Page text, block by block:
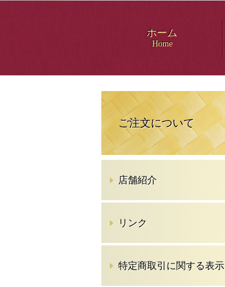
ホーム
Home
ご注文について
店舗紹介
リンク
特定商取引に関する表示